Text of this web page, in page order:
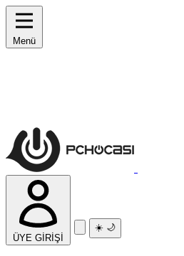
Menü
ÜYE GİRİŞİ
☀️ 🌙